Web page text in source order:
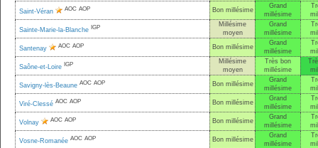
Saint-Véran AOC AOP Bon millésime
Grand
millésime
Sainte-Marie-la-Blanche IGP
Millésime
moyen
Grand
millésime
Santenay AOC AOP Bon millésime
Grand
millésime
Saône-et-Loire IGP
Millésime
moyen
Très bon
millésime
Savigny-lès-Beaune AOC AOP Bon millésime
Grand
millésime
Viré-Clessé AOC AOP Bon millésime
Grand
millésime
Volnay AOC AOP Bon millésime
Grand
millésime
Vosne-Romanée AOC AOP Bon millésime
Grand
millésime